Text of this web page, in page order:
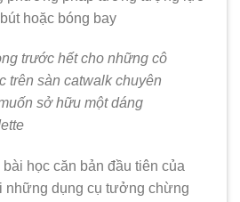
hoặc bóng bay
trước hết cho những cô
trên sàn catwalk chuyên
sở hữu một dáng
học căn bản đầu tiên của
dụng cụ tưởng chừng